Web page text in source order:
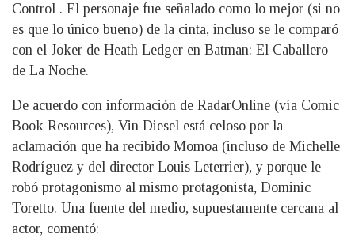
Control . El personaje fue señalado como lo mejor (si no
es que lo único bueno) de la cinta, incluso se le comparó
con el Joker de Heath Ledger en Batman: El Caballero
de La Noche.
De acuerdo con información de RadarOnline (vía Comic
Book Resources), Vin Diesel está celoso por la
aclamación que ha recibido Momoa (incluso de Michelle
Rodríguez y del director Louis Leterrier), y porque le
robó protagonismo al mismo protagonista, Dominic
Toretto. Una fuente del medio, supuestamente cercana al
actor, comentó: